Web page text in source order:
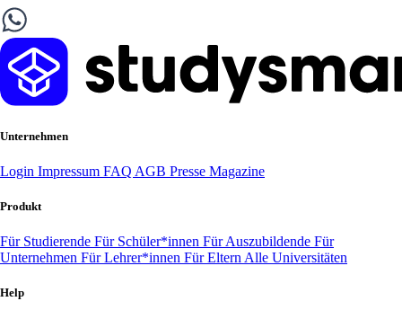
Unternehmen
Login Impressum FAQ AGB Presse Magazine
Produkt
Für Studierende Für Schüler*innen Für Auszubildende Für
Unternehmen Für Lehrer*innen Für Eltern Alle Universitäten
Help